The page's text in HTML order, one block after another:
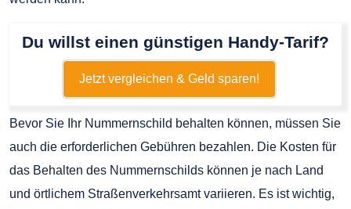
Du willst einen günstigen Handy-Tarif?
Jetzt vergleichen & Geld sparen!
Bevor Sie Ihr Nummernschild behalten können, müssen Sie
auch die erforderlichen Gebühren bezahlen. Die Kosten für
das Behalten des Nummernschilds können je nach Land
und örtlichem Straßenverkehrsamt variieren. Es ist wichtig,